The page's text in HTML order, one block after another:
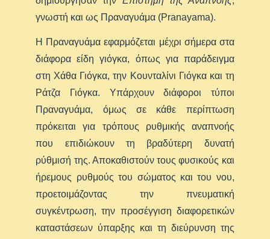
γνωστή και ως Πραναγυάμα (Pranayama).
Η Πραναγυάμα εφαρμόζεται μέχρι σήμερα στα
διάφορα είδη γιόγκα, όπως για παράδειγμα
στη Χάθα Γιόγκα, την Κουνταλίνι Γιόγκα και τη
Ράτζα Γιόγκα. Υπάρχουν διάφοροι τύποι
Πραναγυάμα, όμως σε κάθε περίπτωση
πρόκειται για τρόπους ρυθμικής αναπνοής
που επιδιώκουν τη βραδύτερη δυνατή
ρύθμισή της. Αποκαθιστούν τους φυσικούς και
ήρεμους ρυθμούς του σώματος και του νου,
προετοιμάζοντας την πνευματική
συγκέντρωση, την προσέγγιση διαφορετικών
καταστάσεων ύπαρξης και τη διεύρυνση της